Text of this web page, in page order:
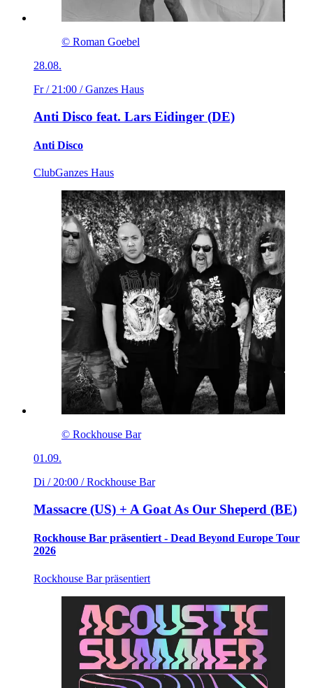
© Roman Goebel
28.08.
Fr / 21:00 / Ganzes Haus
Anti Disco feat. Lars Eidinger (DE)
Anti Disco
ClubGanzes Haus
© Rockhouse Bar
01.09.
Di / 20:00 / Rockhouse Bar
Massacre (US) + A Goat As Our Sheperd (BE)
Rockhouse Bar präsentiert - Dead Beyond Europe Tour
2026
Rockhouse Bar präsentiert